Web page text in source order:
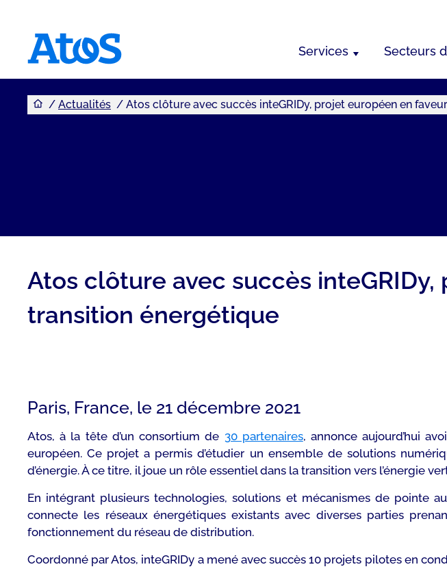
Services Secteurs
Vous êtes ici
Actualités Atos clôture avec succès inteGRIDy, projet européen en
Atos clôture avec succès
transition énergétique
Paris, France, le 21 décembre 2021
Atos, à la tête d’un consortium de 30 partenaires, annonce aujourd’hui
européen. Ce projet a permis d’étudier un ensemble de solutions
d’énergie. À ce titre, il joue un rôle essentiel dans la transition vers l’énergie
En intégrant plusieurs technologies, solutions et mécanismes de pointe
connecte les réseaux énergétiques existants avec diverses parties
fonctionnement du réseau de distribution.
Coordonné par Atos, inteGRIDy a mené avec succès 10 projets pilotes en